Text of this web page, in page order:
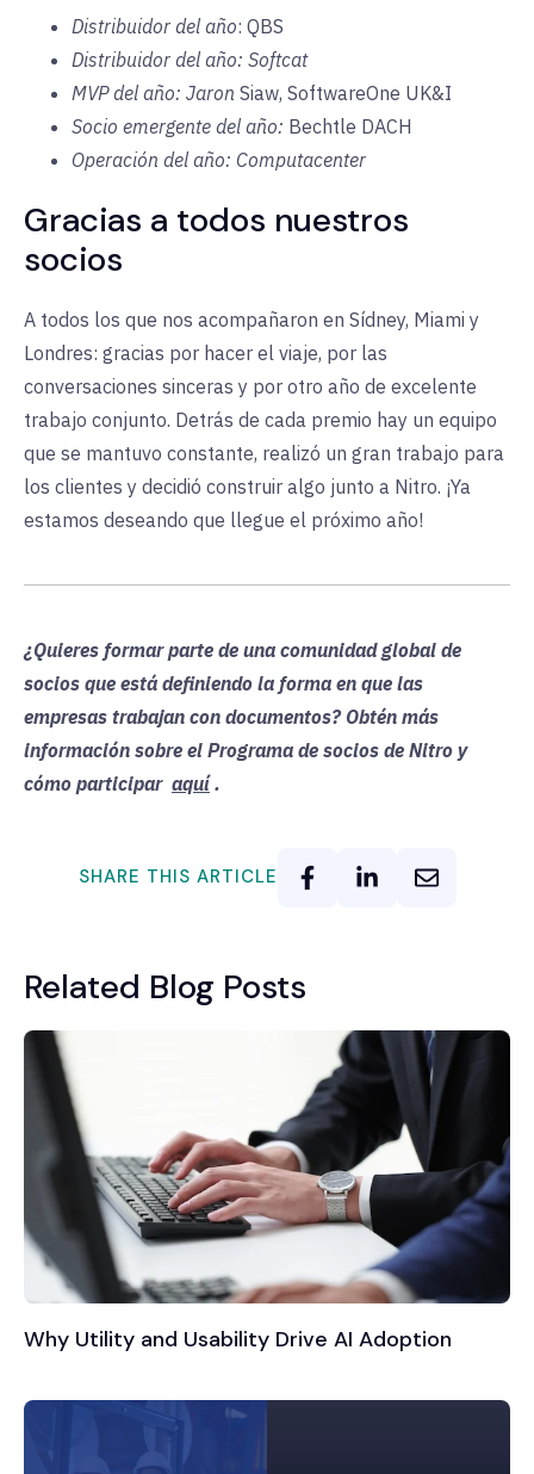
Distribuidor del año: QBS
Distribuidor del año: Softcat
MVP del año: Jaron Siaw, SoftwareOne UK&I
Socio emergente del año: Bechtle DACH
Operación del año: Computacenter
Gracias a todos nuestros
socios
A todos los que nos acompañaron en Sídney, Miami y
Londres: gracias por hacer el viaje, por las
conversaciones sinceras y por otro año de excelente
trabajo conjunto. Detrás de cada premio hay un equipo
que se mantuvo constante, realizó un gran trabajo para
los clientes y decidió construir algo junto a Nitro. ¡Ya
estamos deseando que llegue el próximo año!
¿Quieres formar parte de una comunidad global de
socios que está definiendo la forma en que las
empresas trabajan con documentos? Obtén más
información sobre el Programa de socios de Nitro y
cómo participar aquí .
SHARE THIS ARTICLE
Related Blog Posts
Why Utility and Usability Drive AI Adoption